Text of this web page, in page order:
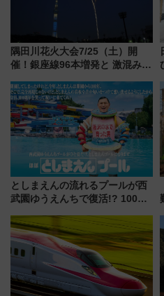
隅田川花火大会7/25（土）開
催！銀座線96本増発と 激混みの
アクセス攻略法、2万発の花火が
都心の夜に！
としまえんの流れるプールが西
武園ゆうえんちで復活!? 100周
イダー」に注目 2026年夏は所
沢へ遊びに行こう